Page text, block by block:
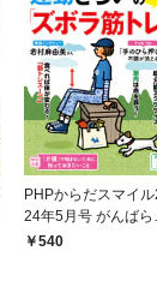
PHPからだスマイ
24年5月号 がんばら
い！ 運動ぎらいの「
540